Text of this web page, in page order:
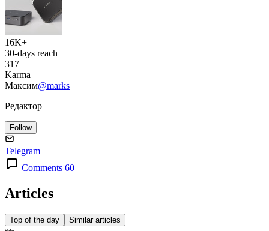
16K+
30-days reach
317
Karma
Максим@marks
Редактор
Follow
Telegram
Comments 60
Articles
Top of the day Similar articles